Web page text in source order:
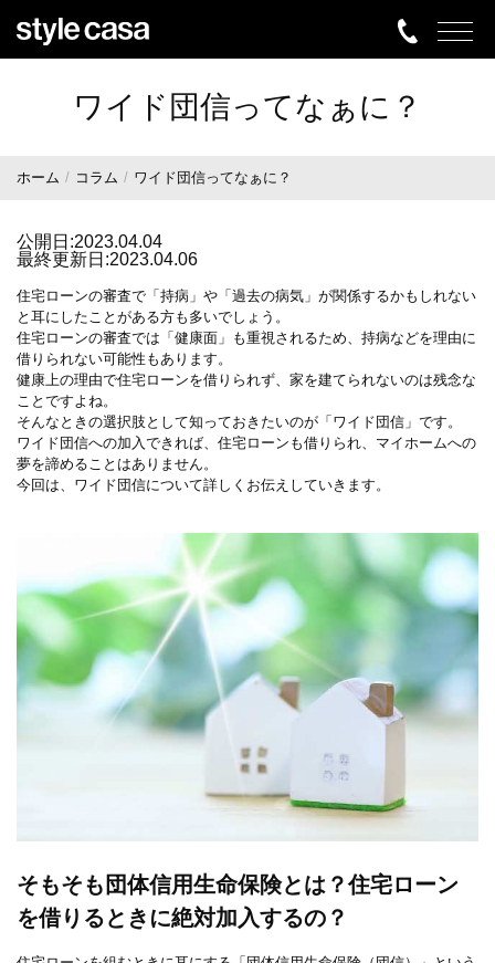
ワイド団信ってなぁに？
ホーム コラム ワイド団信ってなぁに？
公開日:2023.04.04
最終更新日:2023.04.06
住宅ローンの審査で「持病」や「過去の病気」が関係するかもしれない
と耳にしたことがある方も多いでしょう。
住宅ローンの審査では「健康面」も重視されるため、持病などを理由に
借りられない可能性もあります。
健康上の理由で住宅ローンを借りられず、家を建てられないのは残念な
ことですよね。
そんなときの選択肢として知っておきたいのが「ワイド団信」です。
ワイド団信への加入できれば、住宅ローンも借りられ、マイホームへの
夢を諦めることはありません。
今回は、ワイド団信について詳しくお伝えしていきます。
そもそも団体信用生命保険とは？住宅ローン
を借りるときに絶対加入するの？